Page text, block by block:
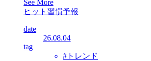
See More
ヒット習慣予報
date
26.08.04
tag
#トレンド